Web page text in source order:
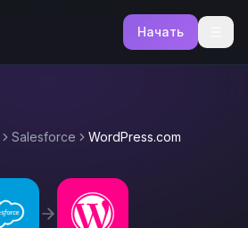
Начать
Salesforce WordPress.com